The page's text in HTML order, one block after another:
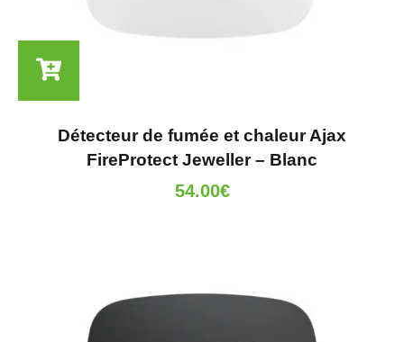
Détecteur de fumée et chaleur Ajax
FireProtect Jeweller – Blanc
54.00€